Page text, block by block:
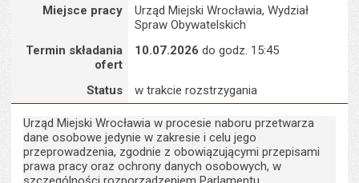
Miejsce pracy
Urząd Miejski Wrocławia, Wydział
Spraw Obywatelskich
Termin składania
ofert
10.07.2026 do godz. 15:45
Status w trakcie rozstrzygania
Urząd Miejski Wrocławia w procesie naboru przetwarza
dane osobowe jedynie w zakresie i celu jego
przeprowadzenia, zgodnie z obowiązującymi przepisami
prawa pracy oraz ochrony danych osobowych, w